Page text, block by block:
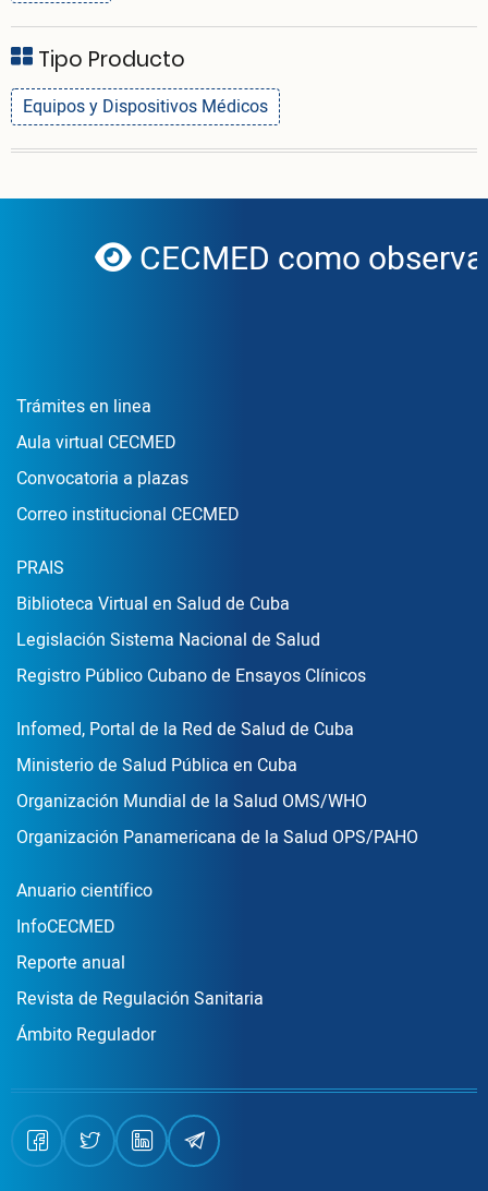
Tipo Producto
Equipos y Dispositivos Médicos
globe
CECMED como
Enlace Footer1
Trámites en linea
Aula virtual CECMED
Convocatoria a plazas
Correo institucional CECMED
Enlace Footer2
PRAIS
Biblioteca Virtual en Salud de Cuba
Legislación Sistema Nacional de Salud
Registro Público Cubano de Ensayos Clínicos
Enlace Footer3
Infomed, Portal de la Red de Salud de Cuba
Ministerio de Salud Pública en Cuba
Organización Mundial de la Salud OMS/WHO
Organización Panamericana de la Salud OPS/PAHO
Publicaciones
Anuario científico
InfoCECMED
Reporte anual
Revista de Regulación Sanitaria
Ámbito Regulador